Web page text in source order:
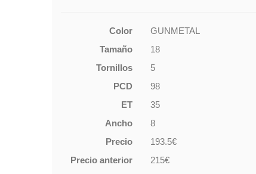
Color
GUNMETAL
Tamaño
18
Tornillos
5
PCD
98
ET
35
Ancho
8
Precio
193.5€
Precio anterior
215€